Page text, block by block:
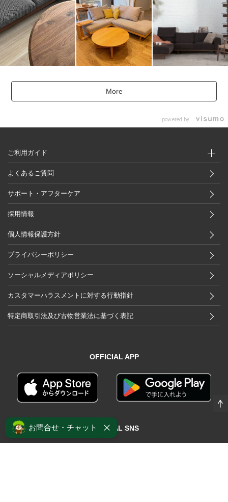
More
powered by
ご利用ガイド
よくあるご質問
サポート・アフターケア
採用情報
個人情報保護方針
プライバシーポリシー
ソーシャルメディアポリシー
カスタマーハラスメントに対する行動指針
特定商取引法及び古物営業法に基づく表記
OFFICIAL APP
OFFICIAL SNS
お問合せ・チャット